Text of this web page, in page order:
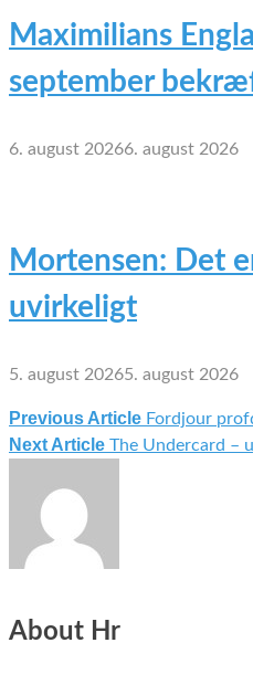
Maximilians
september
6. august 20266. august 2026
Mortensen: Det
uvirkeligt
5. august 20265. august 2026
Previous Article Fordjour
Next Article The Undercard –
About Hr